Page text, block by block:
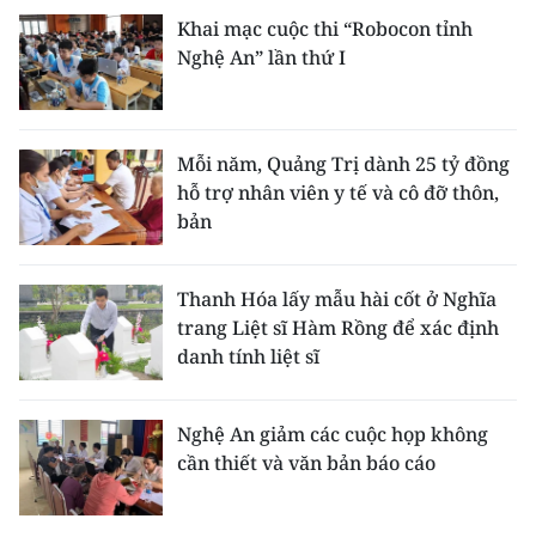
Khai mạc cuộc thi “Robocon tỉnh
Nghệ An” lần thứ I
Mỗi năm, Quảng Trị dành 25 tỷ đồng
hỗ trợ nhân viên y tế và cô đỡ thôn,
bản
Thanh Hóa lấy mẫu hài cốt ở Nghĩa
trang Liệt sĩ Hàm Rồng để xác định
danh tính liệt sĩ
Nghệ An giảm các cuộc họp không
cần thiết và văn bản báo cáo